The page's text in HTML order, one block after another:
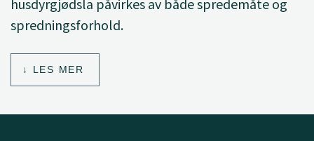
husdyrgjødsla påvirkes av både spredemåte og
spredningsforhold.
LES MER